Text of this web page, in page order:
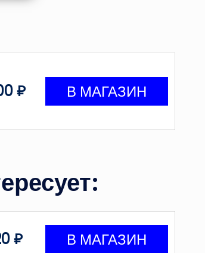
₽
₽